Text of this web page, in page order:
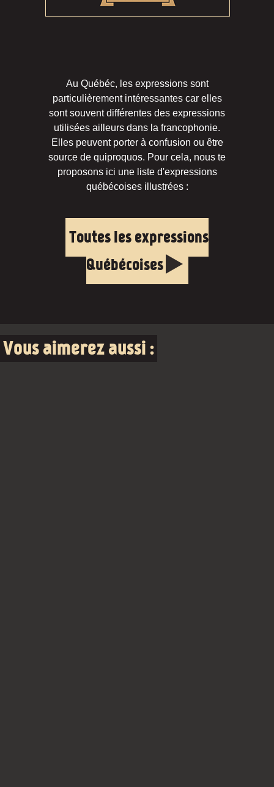
Au Québéc, les expressions sont
particulièrement intéressantes car elles
sont souvent différentes des expressions
utilisées ailleurs dans la francophonie.
Elles peuvent porter à confusion ou être
source de quiproquos. Pour cela, nous te
proposons ici une liste d'expressions
québécoises illustrées :
Toutes les expressions
Québécoises
Vous aimerez aussi :